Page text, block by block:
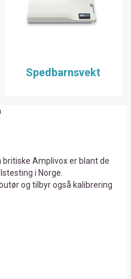
Spedbarnsvekt
Amplivox er blant de
i Norge.
og tilbyr også kalibrering